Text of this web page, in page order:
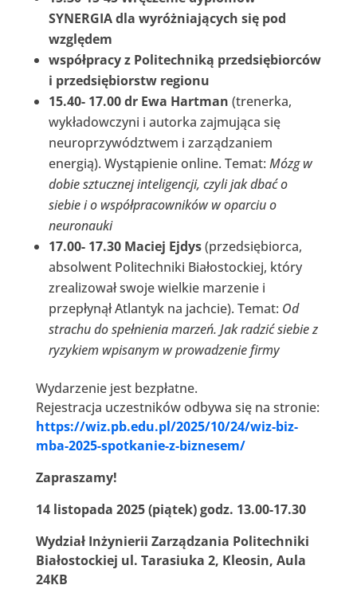
SYNERGIA dla wyróżniających się pod
względem
współpracy z Politechniką przedsiębiorców
i przedsiębiorstw regionu
15.40- 17.00 dr Ewa Hartman (trenerka,
wykładowczyni i autorka zajmująca się
neuroprzywództwem i zarządzaniem
energią). Wystąpienie online. Temat: Mózg w
dobie sztucznej inteligencji, czyli jak dbać o
siebie i o współpracowników w oparciu o
neuronauki
17.00- 17.30 Maciej Ejdys(przedsiębiorca,
absolwent Politechniki Białostockiej, który
zrealizował swoje wielkie marzenie i
przepłynął Atlantyk na jachcie). Temat: Od
strachu do spełnienia marzeń. Jak radzić siebie z
ryzykiem wpisanym w prowadzenie firmy
Wydarzenie jest bezpłatne.
Rejestracja uczestników odbywa się na stronie:
https://wiz.pb.edu.pl/2025/10/24/wiz-biz-
mba-2025-spotkanie-z-biznesem/
Zapraszamy!
14 listopada 2025 (piątek) godz. 13.00-17.30
Wydział Inżynierii Zarządzania Politechniki
Białostockiej ul. Tarasiuka 2, Kleosin, Aula
24KB